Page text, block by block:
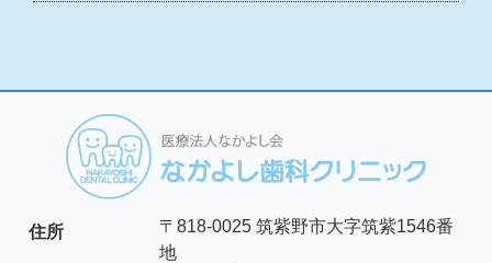
住所
〒818-0025 筑紫野市大字筑紫1546番
地